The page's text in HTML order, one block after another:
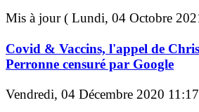
Mis à jour ( Lundi, 04 Octobre
Covid & Vaccins, l'appel de
Perronne censuré par Google
Vendredi, 04 Décembre 2020 11:17